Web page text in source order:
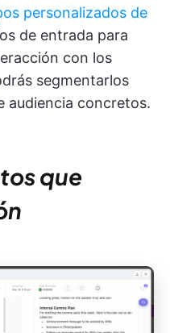
personalizados de
de entrada para
con los
segmentarlos
audiencia concretos.
que